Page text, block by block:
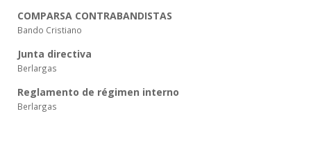
COMPARSA CONTRABANDISTAS
Bando Cristiano
Junta directiva
Berlargas
Reglamento de régimen interno
Berlargas